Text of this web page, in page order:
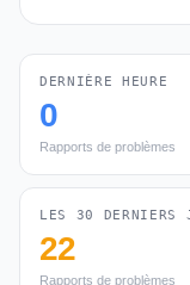
DERNIÈRE HEURE
0
Rapports de problèmes
LES 30 DERNIERS
22
Rapports de problèmes